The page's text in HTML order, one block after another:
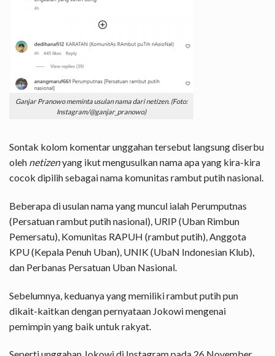
Ganjar Pranowo meminta usulan nama dari netizen. (Foto:
Instagram/@ganjar_pranowo)
Sontak kolom komentar unggahan tersebut langsung diserbu
oleh netizenyang ikut mengusulkan nama apa yang kira-kira
cocok dipilih sebagai nama komunitas rambut putih nasional.
Beberapa di usulan nama yang muncul ialah Perumputnas
(Persatuan rambut putih nasional), URIP (Uban Rimbun
Pemersatu), Komunitas RAPUH (rambut putih), Anggota
KPU (Kepala Penuh Uban), UNIK (UbaN Indonesian Klub),
dan Perbanas Persatuan Uban Nasional.
Sebelumnya, keduanya yang memiliki rambut putih pun
dikait-kaitkan dengan pernyataan Jokowi mengenai
pemimpin yang baik untuk rakyat.